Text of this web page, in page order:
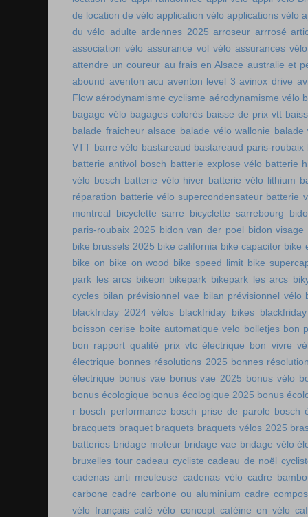
de location de vélo application vélo applications vélo
du vélo adulte ardennes 2025 arroseur arrrosé
association vélo assurance vol vélo assurances vélo
attendre un coureur au frais en Alsace australie et
abound aventon acu aventon level 3 avinox drive
Flow aérodynamisme cyclisme aérodynamisme vélo
bagage vélo bagages colorés baisse de prix vtt
balade fraicheur alsace balade vélo wallonie balade
VTT barre vélo bastareaud bastareaud paris-roubaix
batterie antivol bosch batterie explose vélo batterie
vélo bosch batterie vélo hiver batterie vélo lithium
réparation batterie vélo supercondensateur batterie
montreal
bicyclette sarre bicyclette sarrebourg
paris-roubaix 2025 bidon van der poel bidon visage
bike brussels 2025 bike california bike capacitor bike
bike on bike on wood bike speed limit bike
park les arcs bikeon bikepark bikepark les arcs
cycles bilan prévisionnel vae bilan prévisionnel vélo
blackfriday 2024 vélos blackfriday bikes
boisson cerise boite automatique velo bolletjes bon
bon rapport qualité prix vtc électrique bon vivre
électrique bonnes résolutions 2025 bonnes
électrique bonus vae bonus vae 2025 bonus vélo
bonus écologique bonus écologique 2025 bonus
r bosch performance bosch prise de parole bosch
bracquets braquet braquets braquets vélos 2025
batteries bridage moteur bridage vae bridage vélo
bruxelles tour cadeau cycliste cadeau de noël
cadenas anti meuleuse cadenas vélo cadre
carbone cadre carbone ou aluminium cadre
vélo français café vélo concept caféine en vélo